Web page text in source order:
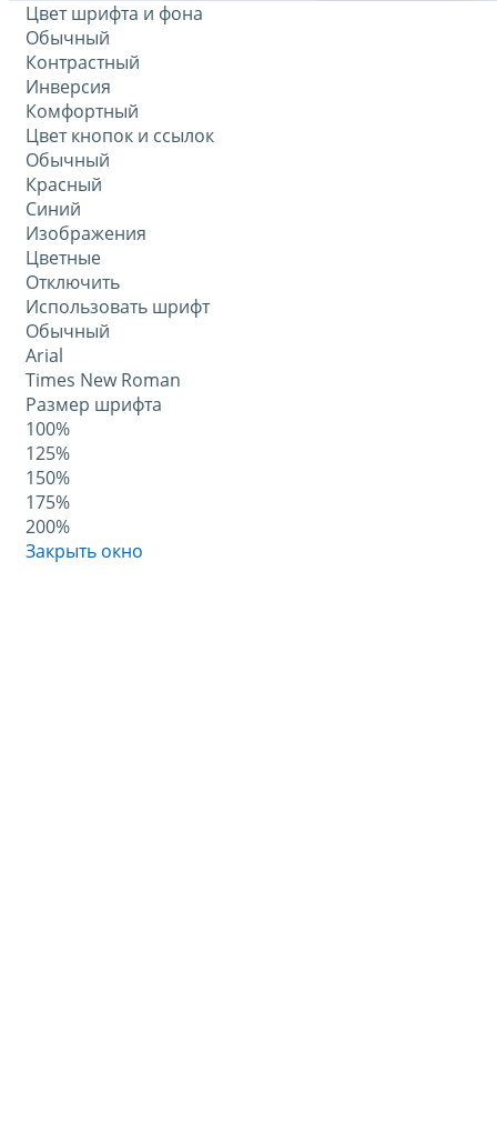
Цвет шрифта и фона
Обычный
Контрастный
Инверсия
Комфортный
Цвет кнопок и ссылок
Обычный
Красный
Синий
Изображения
Цветные
Отключить
Использовать шрифт
Обычный
Arial
Times New Roman
Размер шрифта
100%
125%
150%
175%
200%
Закрыть окно